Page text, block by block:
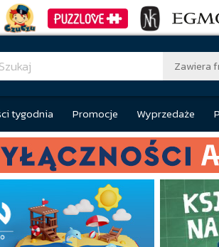
Zawiera
tygodnia Promocje Wyprzedaże